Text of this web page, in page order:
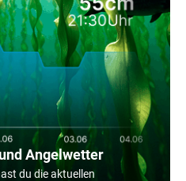
Angelwetter
du die aktuellen